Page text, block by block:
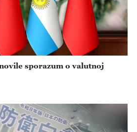
sporazum o valutnoj